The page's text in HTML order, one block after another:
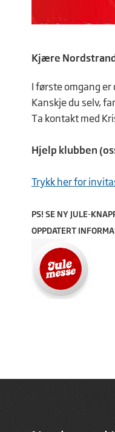
Kjære
I første omgang
Kanskje du selv,
Ta kontakt med
Hjelp klubben
Trykk her for
PS! SE NY JULE-
OPPDATERT